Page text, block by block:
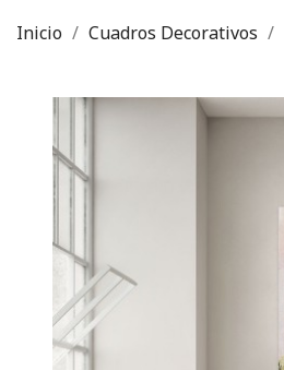
Inicio Cuadros Decorativos